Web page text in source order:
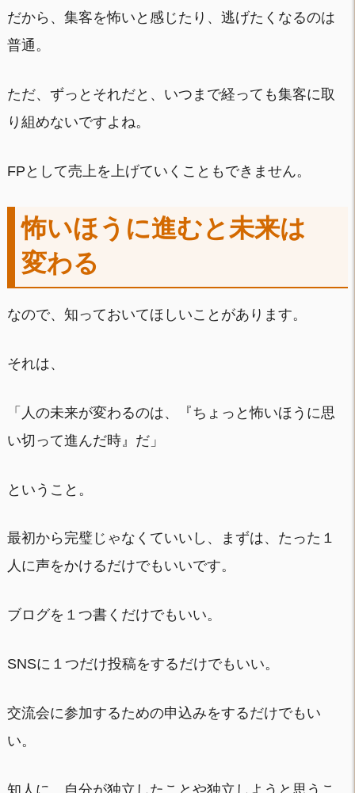
だから、集客を怖いと感じたり、逃げたくなるのは
普通。
ただ、ずっとそれだと、いつまで経っても集客に取
り組めないですよね。
FPとして売上を上げていくこともできません。
怖いほうに進むと未来は
変わる
なので、知っておいてほしいことがあります。
それは、
「人の未来が変わるのは、『ちょっと怖いほうに思
い切って進んだ時』だ」
ということ。
最初から完璧じゃなくていいし、まずは、たった１
人に声をかけるだけでもいいです。
ブログを１つ書くだけでもいい。
SNSに１つだけ投稿をするだけでもいい。
交流会に参加するための申込みをするだけでもい
い。
知人に、自分が独立したことや独立しようと思うこ